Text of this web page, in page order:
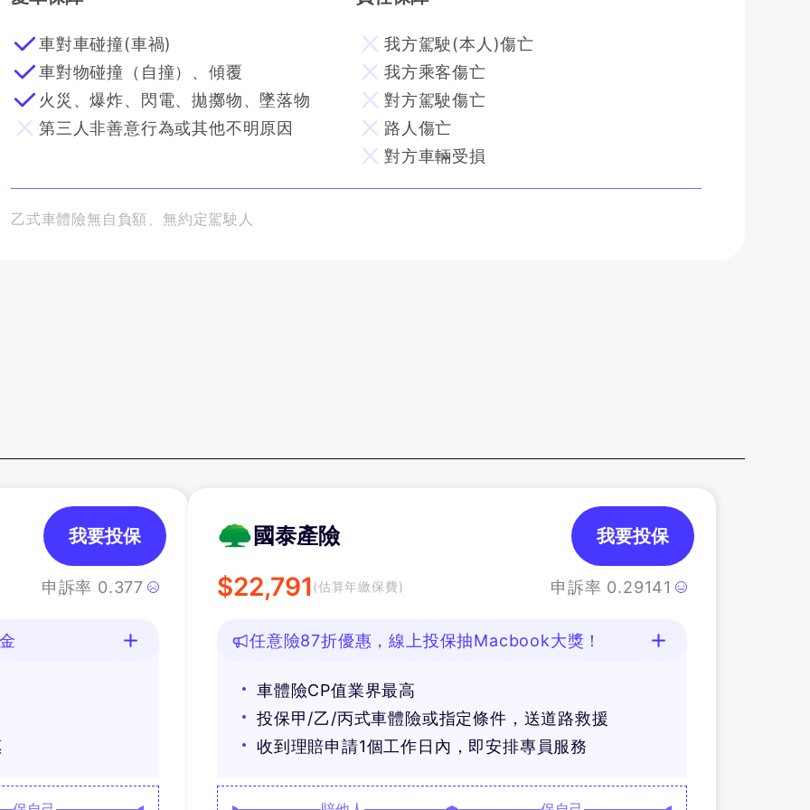
車對車碰撞(車禍)
車對物碰撞（自撞）、傾覆
火災、爆炸、閃電、拋擲物、墜落物
第三人非善意行為或其他不明原因
我方駕駛(本人)傷亡
我方乘客傷亡
對方駕駛傷亡
路人傷亡
對方車輛受損
乙式車體險無自負額、無約定駕駛人
申訴率 0.377
我要投保 國泰產險
$22,791 (估算年繳保費) 申訴率 0.29141
我要投保
任意險87折優惠，線上投保抽Macbook大獎！
車體險CP值業界最高
投保甲/乙/丙式車體險或指定條件，送道路救援
收到理賠申請1個工作日內，即安排專員服務